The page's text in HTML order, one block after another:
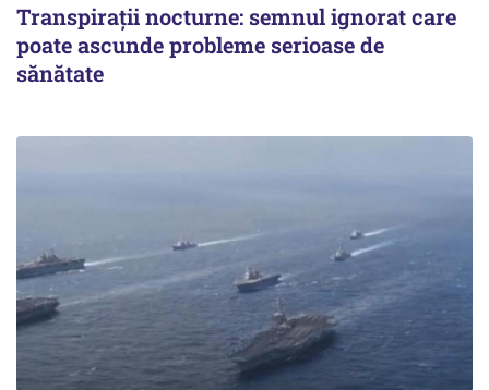
Transpirații nocturne: semnul ignorat care
poate ascunde probleme serioase de
sănătate